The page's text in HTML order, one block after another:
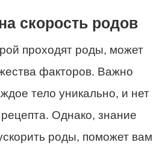
скорость родов
проходят роды, может
факторов. Важно
тело уникально, и нет
Однако, знание
роды, поможет вам